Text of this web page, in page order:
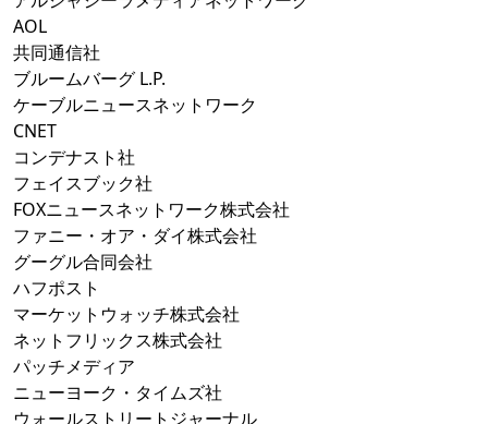
AOL
共同通信社
ブルームバーグ L.P.
ケーブルニュースネットワーク
CNET
コンデナスト社
フェイスブック社
FOXニュースネットワーク株式会社
ファニー・オア・ダイ株式会社
グーグル合同会社
ハフポスト
マーケットウォッチ株式会社
ネットフリックス株式会社
パッチメディア
ニューヨーク・タイムズ社
ウォールストリートジャーナル